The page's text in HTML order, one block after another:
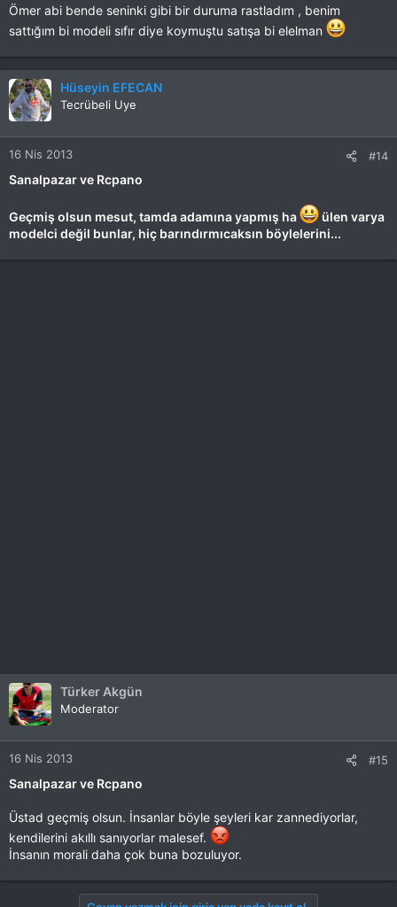
Ömer abi bende seninki gibi bir duruma rastladım , benim
sattığım bi modeli sıfır diye koymuştu satışa bi elelman
Hüseyin EFECAN
Tecrübeli Uye
16 Nis 2013 #14
Sanalpazar ve Rcpano
Geçmiş olsun mesut, tamda adamına yapmış ha
ülen varya
modelci değil bunlar, hiç barındırmıcaksın böylelerini...
Türker Akgün
Moderator
16 Nis 2013 #15
Sanalpazar ve Rcpano
Üstad geçmiş olsun. İnsanlar böyle şeyleri kar zannediyorlar,
kendilerini akıllı sanıyorlar malesef.
İnsanın morali daha çok buna bozuluyor.